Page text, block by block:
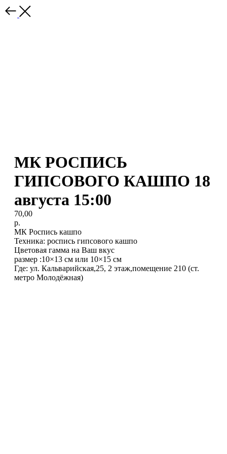
МК РОСПИСЬ
ГИПСОВОГО КАШПО 18
августа 15:00
70,00
р.
МК Роспись кашпо
Техника: роспись гипсового кашпо
Цветовая гамма на Ваш вкус
размер :10×13 см или 10×15 см
Где: ул. Кальварийская,25, 2 этаж,помещение 210 (ст.
метро Молодёжная)